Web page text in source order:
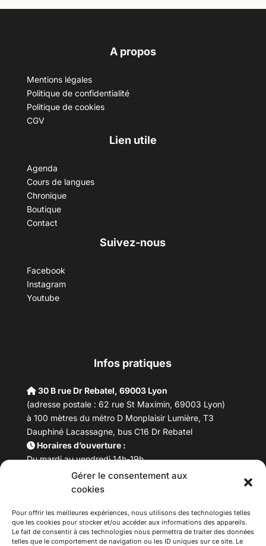
Gérer le consentement aux
cookies
Pour offrir les meilleures expériences, nous utilisons des technologies telles
que les cookies pour stocker et/ou accéder aux informations des appareils.
Le fait de consentir à ces technologies nous permettra de traiter des données
telles que le comportement de navigation ou les ID uniques sur ce site. Le
A propos
Mentions légales
Politique de confidentialité
Politique de cookies
CGV
Lien utile
Agenda
Cours de langues
Chronique
Boutique
Contact
Suivez-nous
Facebook
Instagram
Youtube
Infos pratiques
30 B rue Dr Rebatel, 69003 Lyon
(adresse postale : 62 rue St Maximin, 69003 Lyon)
à 100 mètres du métro D Monplaisir Lumière, T3
Dauphiné Lacassagne, bus C16 Dr Rebatel
Horaires d’ouverture :
Du mardi au vendredi 14h-19h
Samedi 10h –17h
Fermeture lundi
Email : maisondesculturesasiatiques@asiexpo.com